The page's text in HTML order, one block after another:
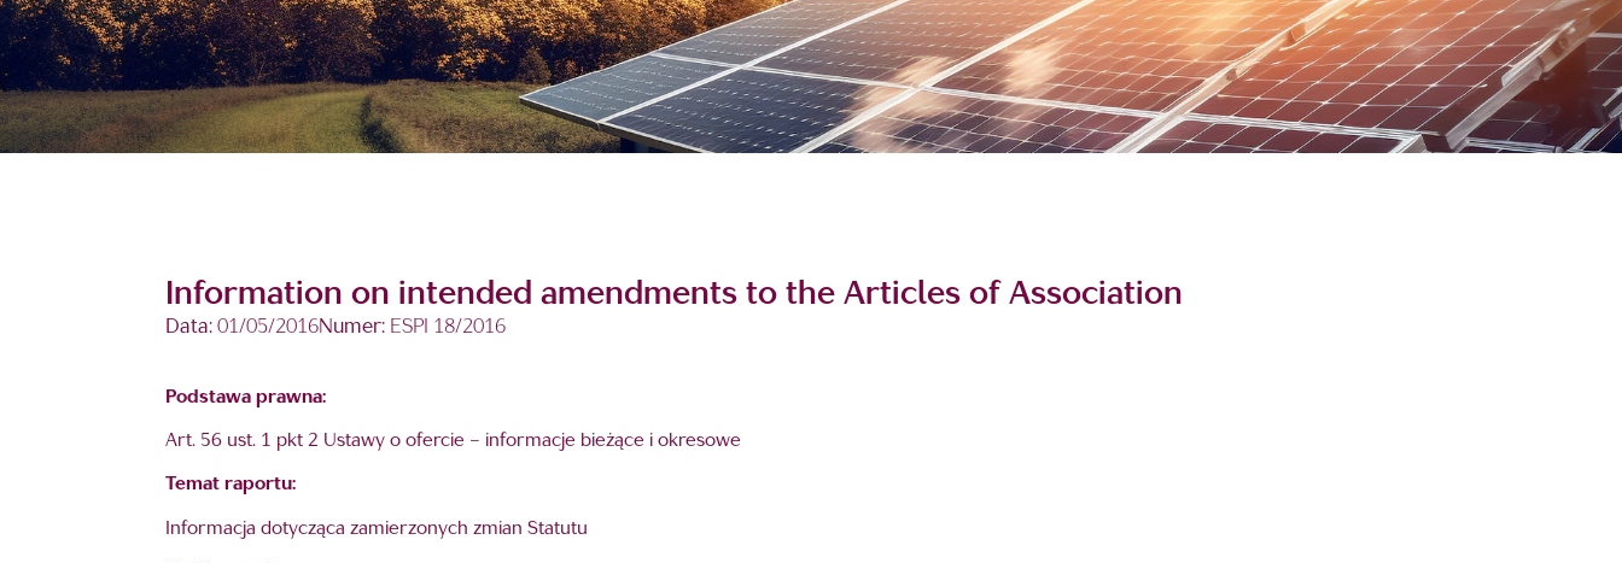
Information on intended amendments to the Articles of Association
Data: 01/05/2016Numer: ESPI 18/2016
Podstawa prawna:
Art. 56 ust. 1 pkt 2 Ustawy o ofercie – informacje bieżące i okresowe
Temat raportu:
Informacja dotycząca zamierzonych zmian Statutu